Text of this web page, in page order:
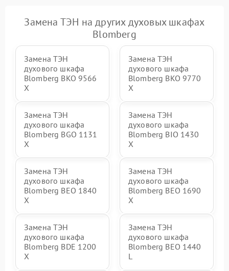
Замена ТЭН на других духовых шкафах
Blomberg
Замена ТЭН
духового шкафа
Blomberg BKO 9566
X
Замена ТЭН
духового шкафа
Blomberg BKO 9770
X
Замена ТЭН
духового шкафа
Blomberg BGO 1131
X
Замена ТЭН
духового шкафа
Blomberg BIO 1430
X
Замена ТЭН
духового шкафа
Blomberg BEO 1840
X
Замена ТЭН
духового шкафа
Blomberg BEO 1690
X
Замена ТЭН
духового шкафа
Blomberg BDE 1200
X
Замена ТЭН
духового шкафа
Blomberg BEO 1440
L